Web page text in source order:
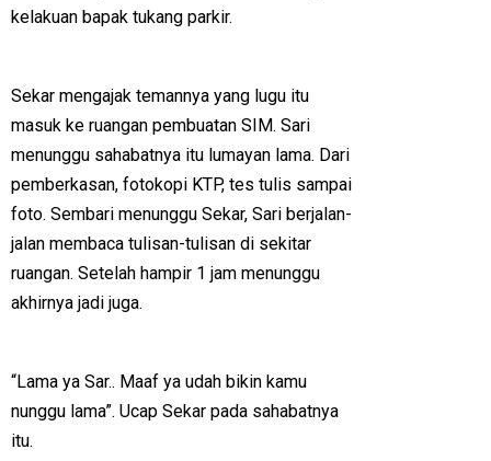
kelakuan bapak tukang parkir.
Sekar mengajak temannya yang lugu itu
masuk ke ruangan pembuatan SIM. Sari
menunggu sahabatnya itu lumayan lama. Dari
pemberkasan, fotokopi KTP, tes tulis sampai
foto. Sembari menunggu Sekar, Sari berjalan-
jalan membaca tulisan-tulisan di sekitar
ruangan. Setelah hampir 1 jam menunggu
akhirnya jadi juga.
“Lama ya Sar.. Maaf ya udah bikin kamu
nunggu lama”. Ucap Sekar pada sahabatnya
itu.